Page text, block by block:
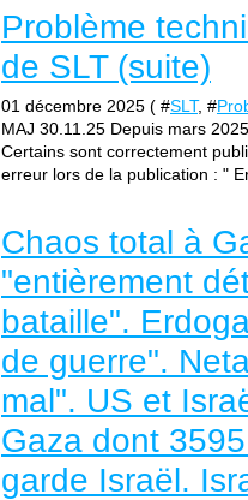
Problème
de SLT (suite)
01 décembre 2025 ( #SLT, #
MAJ 30.11.25 Depuis mars
Certains sont correctement
erreur lors de la publication : "
Chaos total à
"entièrement
bataille".
de guerre".
mal". US et
Gaza dont
garde Israël.